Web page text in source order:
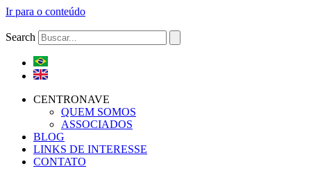
Ir para o conteúdo
Search
CENTRONAVE
QUEM SOMOS
ASSOCIADOS
BLOG
LINKS DE INTERESSE
CONTATO